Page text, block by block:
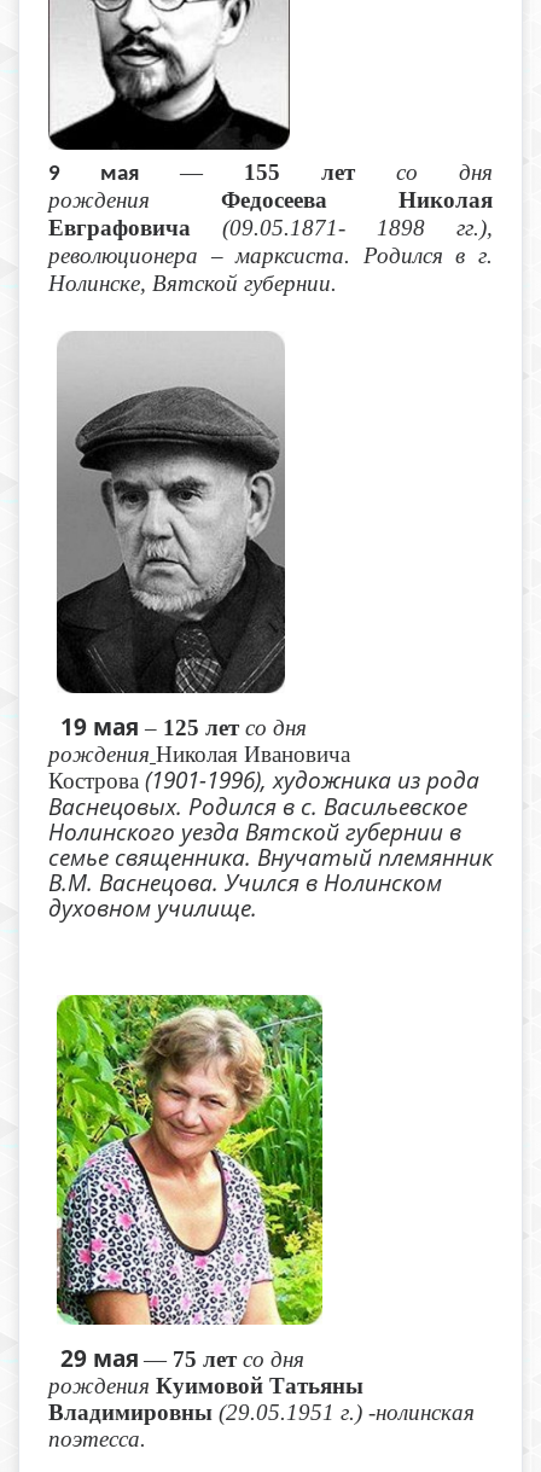
9 мая — 155 лет со дня
рождения Федосеева Николая
Евграфовича (09.05.1871- 1898 гг.),
революционера – марксиста. Родился в г.
Нолинске, Вятской губернии.
19 мая – 125 лет со дня
рождения Николая Ивановича
Кострова (1901-1996), художника из рода
Васнецовых. Родился в с. Васильевское
Нолинского уезда Вятской губернии в
семье священника. Внучатый племянник
В.М. Васнецова. Учился в Нолинском
духовном училище.
29 мая — 75 лет со дня
рождения Куимовой Татьяны
Владимировны (29.05.1951 г.) -нолинская
поэтесса.